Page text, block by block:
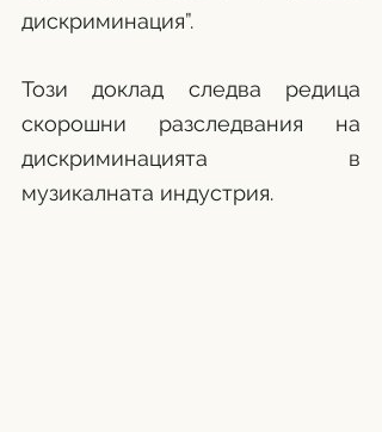
дискриминация”.
Този доклад следва редица
скорошни разследвания на
дискриминацията в
музикалната индустрия.